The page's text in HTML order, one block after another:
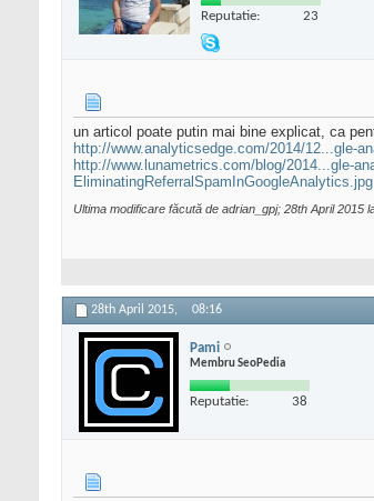
Reputatie: 23
un articol poate putin mai bine explicat, ca
http://www.analyticsedge.com/2014/12...gle-
http://www.lunametrics.com/blog/2014...gle-
EliminatingReferralSpamInGoogleAnalytics.jpg
Ultima modificare făcută de adrian_gpj; 28th April 2015
28th April 2015, 08:16
Pami
Membru SeoPedia
Reputatie: 38